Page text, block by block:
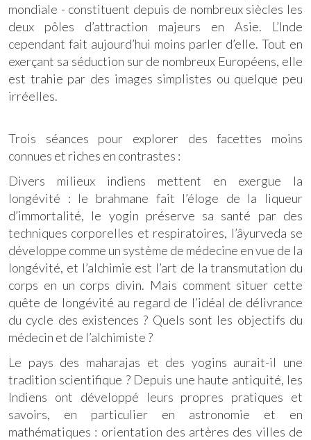
mondiale - constituent depuis de nombreux siècles les
deux pôles d’attraction majeurs en Asie. L’Inde
cependant fait aujourd’hui moins parler d’elle. Tout en
exerçant sa séduction sur de nombreux Européens, elle
est trahie par des images simplistes ou quelque peu
irréelles.
Trois séances pour explorer des facettes moins
connues et riches en contrastes :
Divers milieux indiens mettent en exergue la
longévité : le brahmane fait l’éloge de la liqueur
d’immortalité, le yogin préserve sa santé par des
techniques corporelles et respiratoires, l’âyurveda se
développe comme un système de médecine en vue de la
longévité, et l’alchimie est l’art de la transmutation du
corps en un corps divin. Mais comment situer cette
quête de longévité au regard de l’idéal de délivrance
du cycle des existences ? Quels sont les objectifs du
médecin et de l’alchimiste ?
Le pays des maharajas et des yogins aurait-il une
tradition scientifique ? Depuis une haute antiquité, les
Indiens ont développé leurs propres pratiques et
savoirs, en particulier en astronomie et en
mathématiques : orientation des artères des villes de